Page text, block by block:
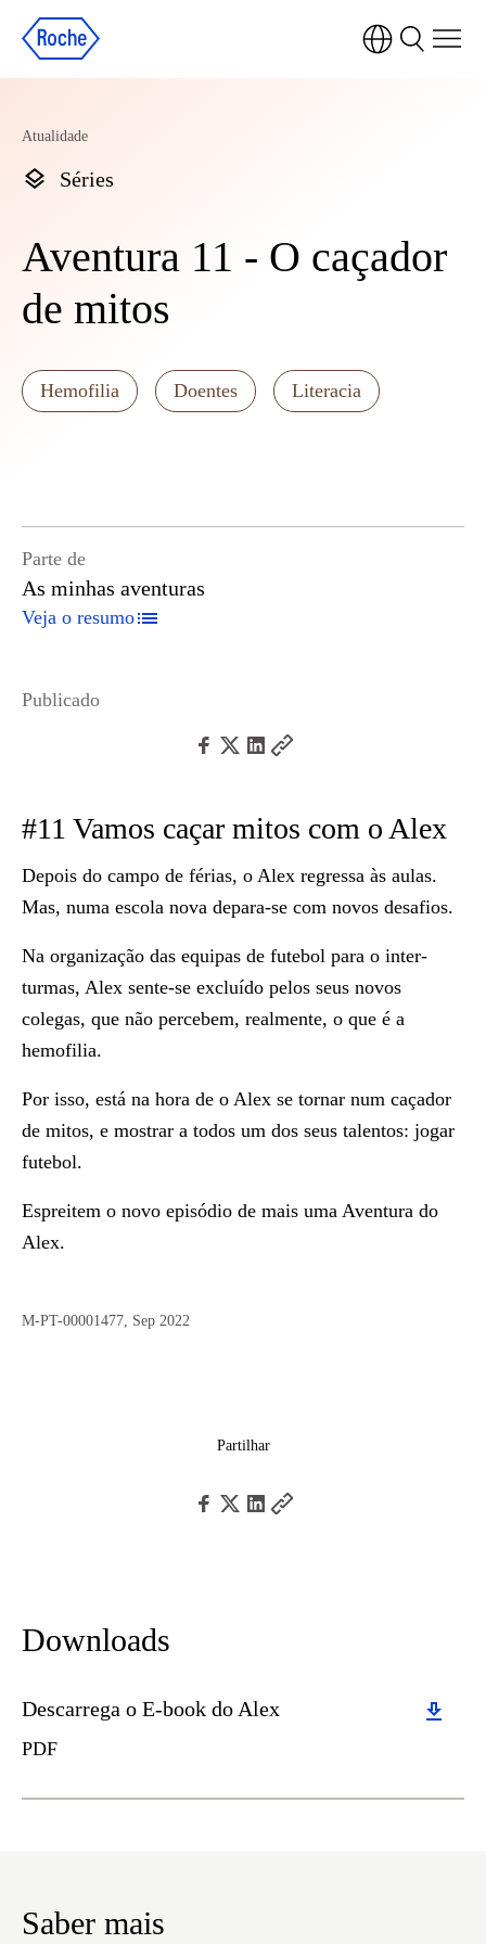
Atualidade
Séries
Aventura 11 - O caçador
de mitos
Hemofilia Doentes Literacia
Parte de
As minhas aventuras
Veja o resumo
Publicado
#11 Vamos caçar mitos com o Alex
Depois do campo de férias, o Alex regressa às aulas.
Mas, numa escola nova depara-se com novos desafios.
Na organização das equipas de futebol para o inter-
turmas, Alex sente-se excluído pelos seus novos
colegas, que não percebem, realmente, o que é a
hemofilia.
Por isso, está na hora de o Alex se tornar num caçador
de mitos, e mostrar a todos um dos seus talentos: jogar
futebol.
Espreitem o novo episódio de mais uma Aventura do
Alex.
M-PT-00001477, Sep 2022
Partilhar
Downloads
Download
Descarrega o E-book do Alex
PDF
Saber mais